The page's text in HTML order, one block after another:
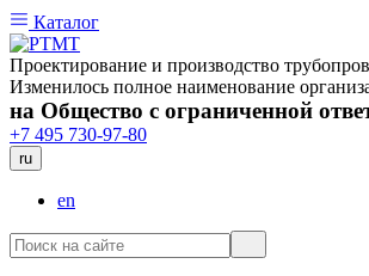
Каталог
Проектирование и производство
Изменилось полное наименование
на Общество с ограниченной
+7 495 730-97-80
ru
en